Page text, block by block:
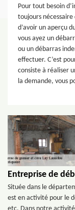
Pour tout besoin
toujours
d’avoir un aperçu
vous ayez un
ou un débarras
effectuer. C’est
consiste à réaliser
la demande, vous
Entreprise de
Située dans le
est en activité pour le